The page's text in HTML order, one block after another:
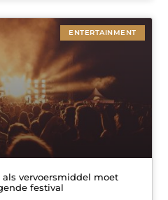
ENTERTAINMENT
vervoersmiddel moet
festival